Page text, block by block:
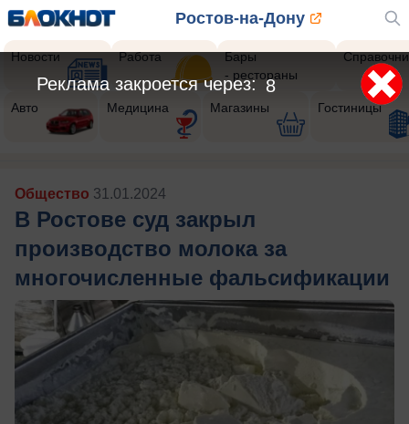
Ростов-на-Дону
Новости Работа
Бары
- рестораны
Авто Медицина Магазины Гостиницы
Общество 31.01.2024
В Ростове суд закрыл
производство молока за
многочисленные фальсификации
5
Реклама закроется через: